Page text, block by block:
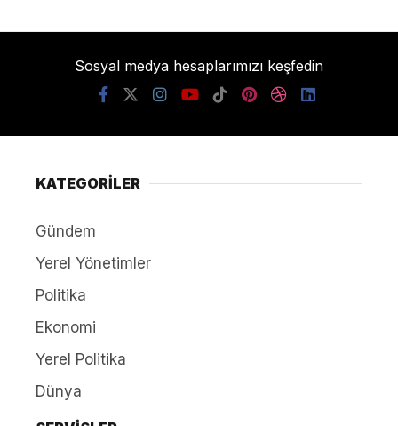
Sosyal medya hesaplarımızı keşfedin
KATEGORİLER
Gündem
Yerel Yönetimler
Politika
Ekonomi
Yerel Politika
Dünya